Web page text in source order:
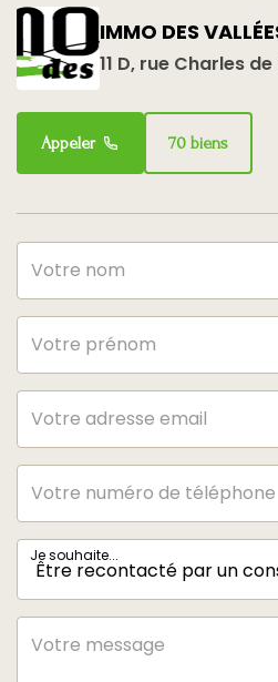
IMMO DES
11 D, rue Charles de
Appeler 70 biens
Je souhaite...